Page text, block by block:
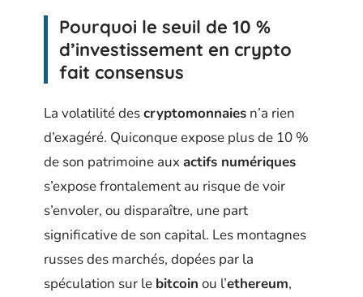
Pourquoi le seuil de 10 %
d’investissement en crypto
fait consensus
La volatilité descryptomonnaies n’a rien
d’exagéré. Quiconque expose plus de 10 %
de son patrimoine aux actifs numériques
s’expose frontalement au risque de voir
s’envoler, ou disparaître, une part
significative de son capital. Les montagnes
russes des marchés, dopées par la
spéculation sur le bitcoin ou l’ethereum,